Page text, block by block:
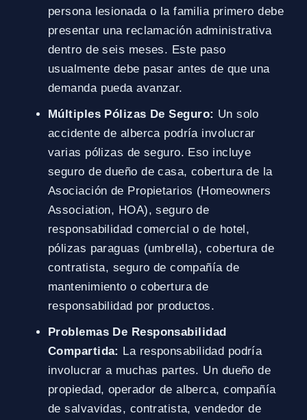
persona lesionada o la familia primero debe
presentar una reclamación administrativa
dentro de seis meses. Este paso
usualmente debe pasar antes de que una
demanda pueda avanzar.
Múltiples Pólizas De Seguro: Un solo
accidente de alberca podría involucrar
varias pólizas de seguro. Eso incluye
seguro de dueño de casa, cobertura de la
Asociación de Propietarios (Homeowners
Association, HOA), seguro de
responsabilidad comercial o de hotel,
pólizas paraguas (umbrella), cobertura de
contratista, seguro de compañía de
mantenimiento o cobertura de
responsabilidad por productos.
Problemas De Responsabilidad
Compartida: La responsabilidad podría
involucrar a muchas partes. Un dueño de
propiedad, operador de alberca, compañía
de salvavidas, contratista, vendedor de